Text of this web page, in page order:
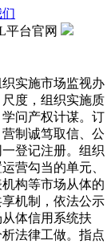
平台官网
实施市场监视办
度，组织实施质
问产权计谋。订
制诚笃取信、公
登记注册。组织
营勾当的单元、
构等市场从体的
机制，依法公示
体信用系统扶
法律工做。指点